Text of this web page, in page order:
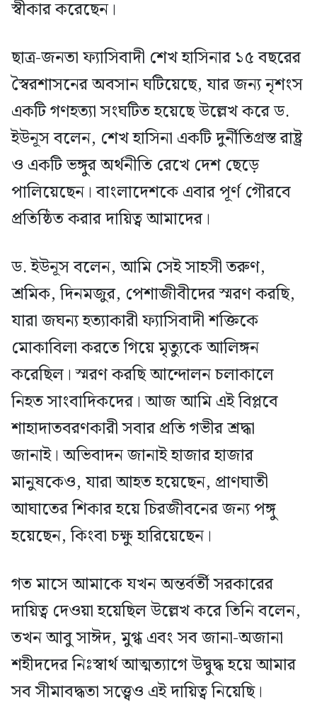
স্বীকার করেছেন।
ছাত্র-জনতা ফ্যাসিবাদী শেখ হাসিনার ১৫ বছরের
স্বৈরশাসনের অবসান ঘটিয়েছে, যার জন্য নৃশংস
একটি গণহত্যা সংঘটিত হয়েছে উল্লেখ করে ড.
ইউনূস বলেন, শেখ হাসিনা একটি দুর্নীতিগ্রস্ত রাষ্ট্র
ও একটি ভঙ্গুর অর্থনীতি রেখে দেশ ছেড়ে
পালিয়েছেন। বাংলাদেশকে এবার পূর্ণ গৌরবে
প্রতিষ্ঠিত করার দায়িত্ব আমাদের।
ড. ইউনূস বলেন, আমি সেই সাহসী তরুণ,
শ্রমিক, দিনমজুর, পেশাজীবীদের স্মরণ করছি,
যারা জঘন্য হত্যাকারী ফ্যাসিবাদী শক্তিকে
মোকাবিলা করতে গিয়ে মৃত্যুকে আলিঙ্গন
করেছিল। স্মরণ করছি আন্দোলন চলাকালে
নিহত সাংবাদিকদের। আজ আমি এই বিপ্লবে
শাহাদাতবরণকারী সবার প্রতি গভীর শ্রদ্ধা
জানাই। অভিবাদন জানাই হাজার হাজার
মানুষকেও, যারা আহত হয়েছেন, প্রাণঘাতী
আঘাতের শিকার হয়ে চিরজীবনের জন্য পঙ্গু
হয়েছেন, কিংবা চক্ষু হারিয়েছেন।
গত মাসে আমাকে যখন অন্তর্বর্তী সরকারের
দায়িত্ব দেওয়া হয়েছিল উল্লেখ করে তিনি বলেন,
তখন আবু সাঈদ, মুগ্ধ এবং সব জানা-অজানা
শহীদদের নিঃস্বার্থ আত্মত্যাগে উদ্বুদ্ধ হয়ে আমার
সব সীমাবদ্ধতা সত্ত্বেও এই দায়িত্ব নিয়েছি।